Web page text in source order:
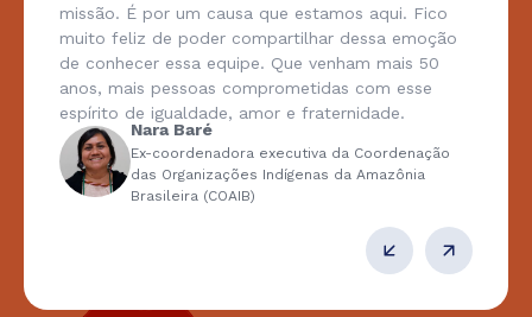
missão. É por um causa que estamos aqui. Fico
muito feliz de poder compartilhar dessa emoção
de conhecer essa equipe. Que venham mais 50
anos, mais pessoas comprometidas com esse
espírito de igualdade, amor e fraternidade.
Nara Baré
Ex-coordenadora executiva da Coordenação
das Organizações Indígenas da Amazônia
Brasileira (COAIB)